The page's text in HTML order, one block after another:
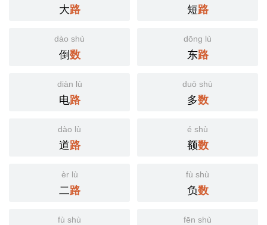
大路 短路
dào shù
倒数
dōng lù
东路
diàn lù
电路
duō shù
多数
dào lù
道路
é shù
额数
èr lù
二路
fù shù
负数
fù shù fēn shù